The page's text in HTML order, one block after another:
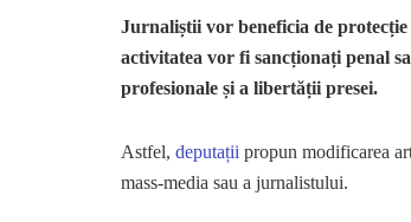
Jurnaliștii vor beneficia de protecție
activitatea vor fi sancționați penal
profesionale și a libertății presei.
Astfel, deputații propun modificarea
mass-media sau a jurnalistului.